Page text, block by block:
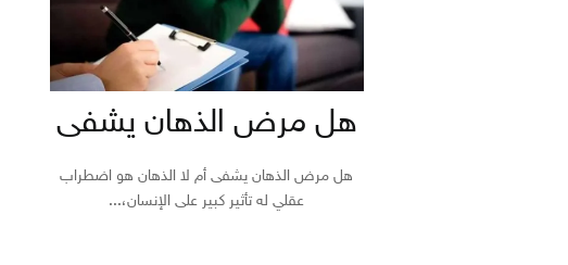
هل مرض الذهان يشفى
هل مرض الذهان يشفى أم لا الذهان هو اضطراب
عقلي له تأثير كبير على الإنسان،...